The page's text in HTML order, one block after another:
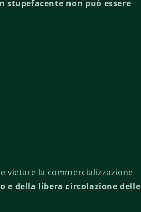
stupefacente non può essere
vietare la commercializzazione
e della libera circolazione delle